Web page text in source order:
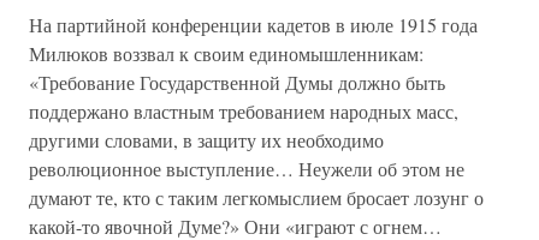
На партийной конференции кадетов в июле 1915 года
Милюков воззвал к своим единомышленникам:
«Требование Государственной Думы должно быть
поддержано властным требованием народных масс,
другими словами, в защиту их необходимо
революционное выступление… Неужели об этом не
думают те, кто с таким легкомыслием бросает лозунг о
какой-то явочной Думе?» Они «играют с огнем…